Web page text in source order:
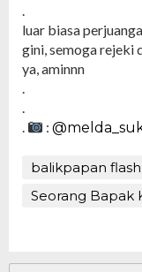
.
luar biasa
gini, semoga rejeki
ya, aminnn
.
.
.
:
balikpapan
Seorang Bapak